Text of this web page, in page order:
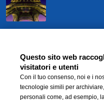
Questo sito web
visitatori e utenti
Con il tuo consenso, noi e i
tecnologie simili per
personali come, ad esempio,